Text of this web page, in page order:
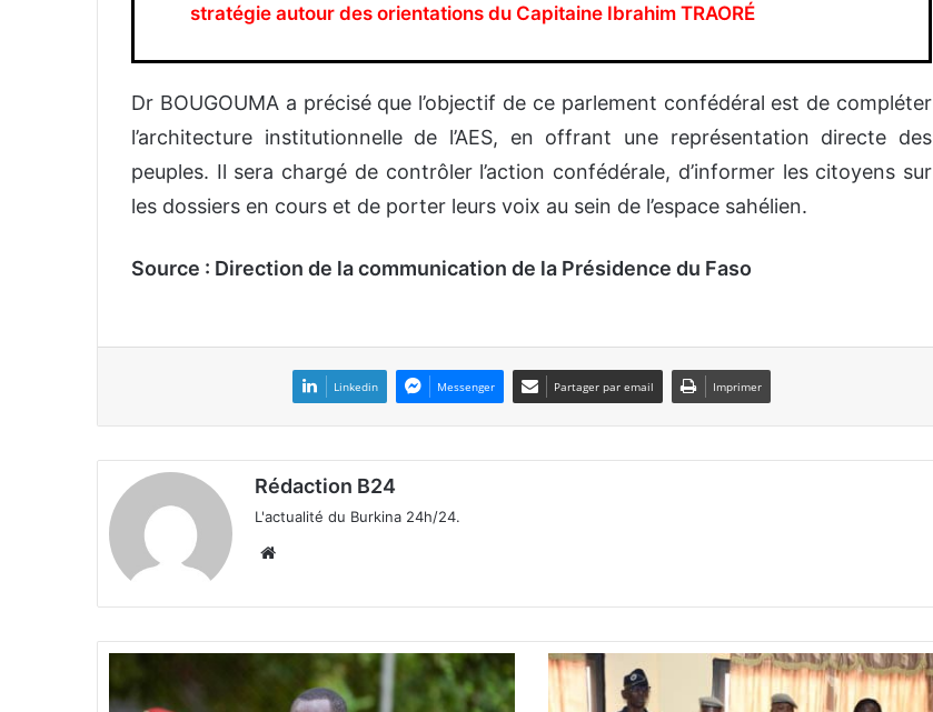
stratégie autour des orientations du Capitaine Ibrahim TRAORÉ
Dr BOUGOUMA a précisé que l’objectif de ce parlement confédéral est de compléter
l’architecture institutionnelle de l’AES, en offrant une représentation directe des
peuples. Il sera chargé de contrôler l’action confédérale, d’informer les citoyens sur
les dossiers en cours et de porter leurs voix au sein de l’espace sahélien.
Source : Direction de la communication de la Présidence du Faso
Linkedin Messenger Partager par email Imprimer
Rédaction B24
L'actualité du Burkina 24h/24.
te
A